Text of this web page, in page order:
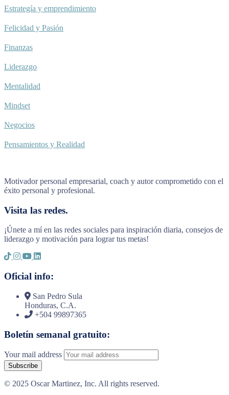
Estrategía y emprendimiento
Felicidad y Pasión
Finanzas
Liderazgo
Mentalidad
Mindset
Negocios
Pensamientos y Realidad
Motivador personal empresarial, coach y autor comprometido con el
éxito personal y profesional.
Visita las redes.
¡Únete a mí en las redes sociales para inspiración diaria, consejos de
liderazgo y motivación para lograr tus metas!
Oficial info:
San Pedro Sula
Honduras, C.A.
+504 99897365
Boletín semanal gratuito:
Your mail address
© 2025 Oscar Martinez, Inc. All rights reserved.